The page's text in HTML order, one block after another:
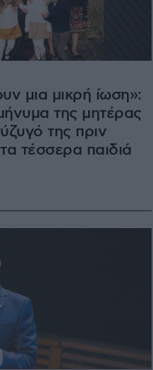
μια μικρή ίωση»:
της μητέρας
της πριν
τέσσερα παιδιά